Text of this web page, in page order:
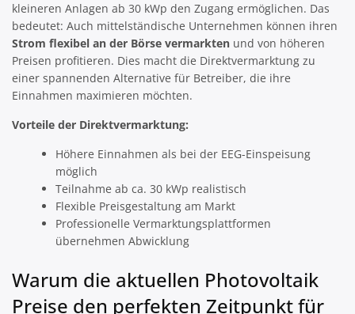
kleineren Anlagen ab 30 kWp den Zugang ermöglichen. Das
bedeutet: Auch mittelständische Unternehmen können ihren
Strom flexibel an der Börse vermarkten und von höheren
Preisen profitieren. Dies macht die Direktvermarktung zu
einer spannenden Alternative für Betreiber, die ihre
Einnahmen maximieren möchten.
Vorteile der Direktvermarktung:
Höhere Einnahmen als bei der EEG-Einspeisung
möglich
Teilnahme ab ca. 30 kWp realistisch
Flexible Preisgestaltung am Markt
Professionelle Vermarktungsplattformen
übernehmen Abwicklung
Warum die aktuellen Photovoltaik
Preise den perfekten Zeitpunkt für